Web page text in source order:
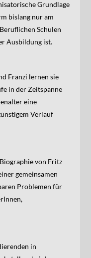
Grundlage
bislang nur am
Schulen
Ausbildung ist.
Franzi lernen sie
in der Zeitspanne
eine
Verlauf
von Fritz
gemeinsamen
Problemen für
in